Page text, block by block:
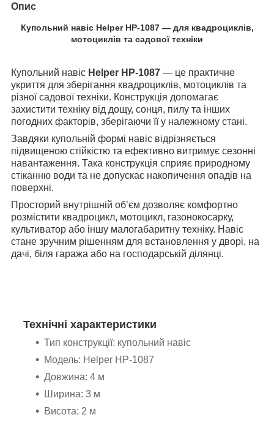
Опис
Купольний навіс Helper HP-1087 — для квадроциклів,
мотоциклів та садової техніки
Купольний навіс Helper HP-1087 — це практичне
укриття для зберігання квадроциклів, мотоциклів та
різної садової техніки. Конструкція допомагає
захистити техніку від дощу, сонця, пилу та інших
погодних факторів, зберігаючи її у належному стані.
Завдяки купольній формі навіс відрізняється
підвищеною стійкістю та ефективно витримує сезонні
навантаження. Така конструкція сприяє природному
стіканню води та не допускає накопичення опадів на
поверхні.
Просторий внутрішній об’єм дозволяє комфортно
розмістити квадроцикл, мотоцикл, газонокосарку,
культиватор або іншу малогабаритну техніку. Навіс
стане зручним рішенням для встановлення у дворі, на
дачі, біля гаража або на господарській ділянці.
Технічні характеристики
Тип конструкції: купольний навіс
Модель: Helper HP-1087
Довжина: 4 м
Ширина: 3 м
Висота: 2 м